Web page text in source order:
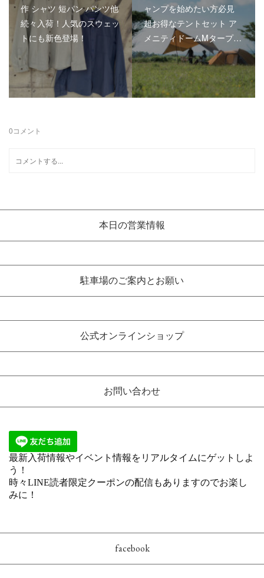
作 シャツ 短パン パンツ他
続々入荷！人気のスウェッ
トにも新色登場！
ャンプを始めたい方必見
超お得なテントセット ア
メニティドームMタープ…
0コメント
本日の営業情報
駐車場のご案内とお願い
公式オンラインショップ
お問い合わせ
facebook